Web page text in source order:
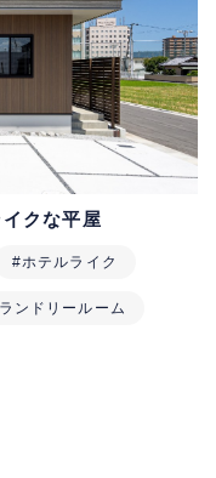
クな平屋
#ホテルライク
ンドリールーム